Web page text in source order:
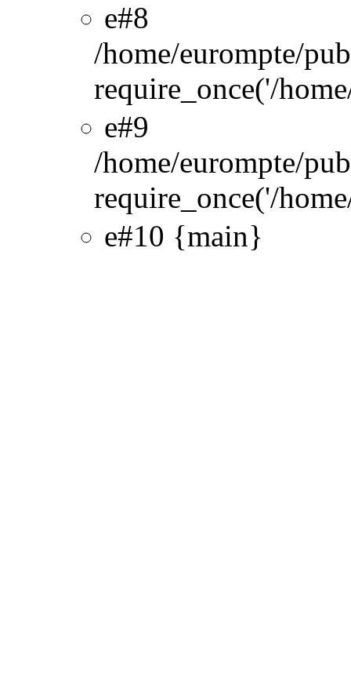
#8
/home/eurompte/
require_once('/
#9
/home/eurompte/
require_once('/
#10 {main}